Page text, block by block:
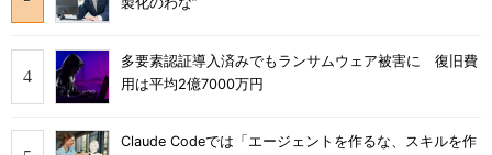
多要素認証導入済みでもランサムウェア被害に 復旧費
用は平均2億7000万円
Claude Codeでは「エージェントを作るな、スキルを作